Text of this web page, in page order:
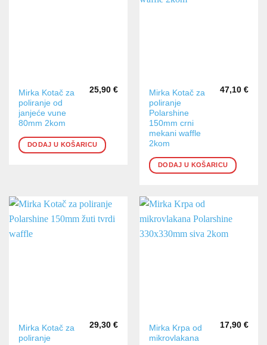
Mirka Kotač za
poliranje od
janjeće vune
80mm 2kom
25,90 €
DODAJ U KOŠARICU
Mirka Kotač za
poliranje
Polarshine
150mm crni
mekani waffle
2kom
47,10 €
DODAJ U KOŠARICU
Mirka Kotač za
poliranje
29,30 €
Mirka Krpa od
mikrovlakana
17,90 €